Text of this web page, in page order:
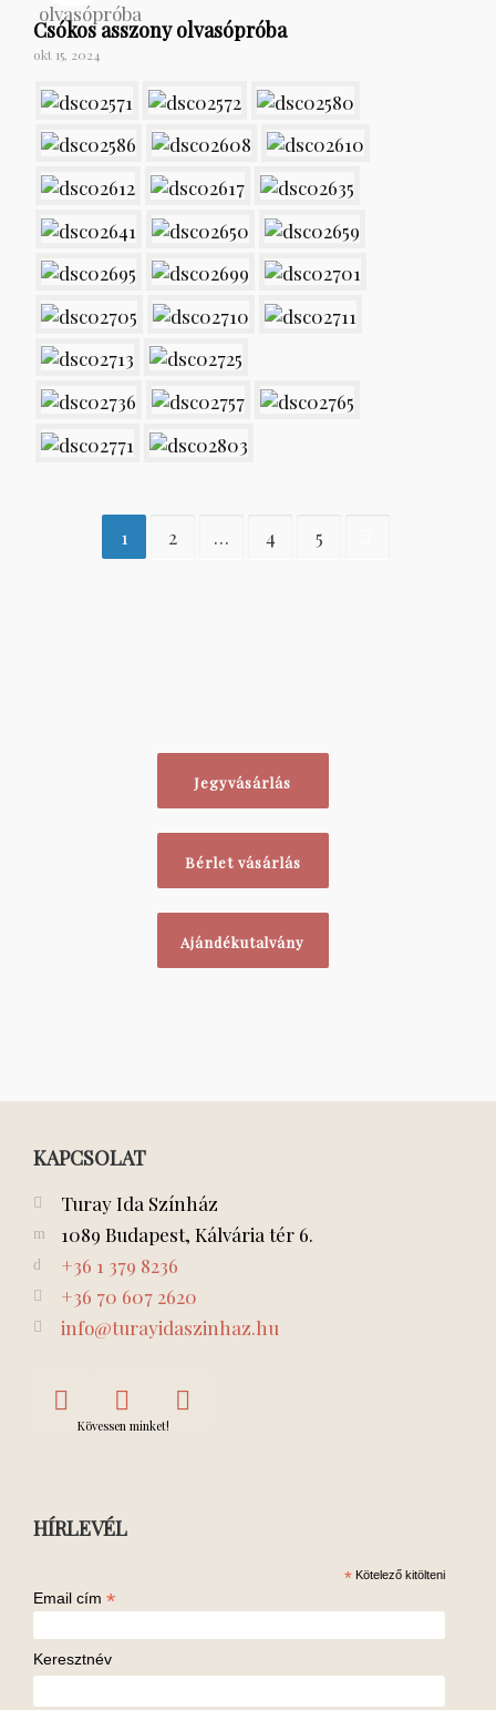
Csókos asszony olvasópróba
okt 15, 2024
1 2 … 4 5
Jegyvásárlás
Bérlet vásárlás
Ajándékutalvány
KAPCSOLAT
Turay Ida Színház
1089 Budapest, Kálvária tér 6.
+36 1 379 8236
+36 70 607 2620
info@turayidaszinhaz.hu
Kövessen minket!
HÍRLEVÉL
* Kötelező kitölteni
Email cím *
Keresztnév